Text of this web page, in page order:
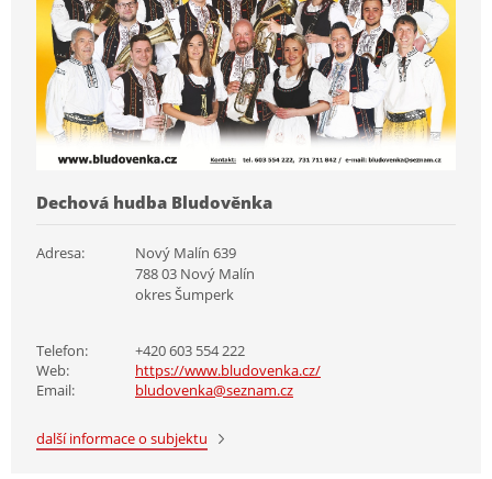
Dechová hudba Bludověnka
Adresa:
Nový Malín 639
788 03 Nový Malín
okres Šumperk
Telefon:
+420 603 554 222
Web:
https://www.bludovenka.cz/
Email:
bludovenka@seznam.cz
další informace o subjektu